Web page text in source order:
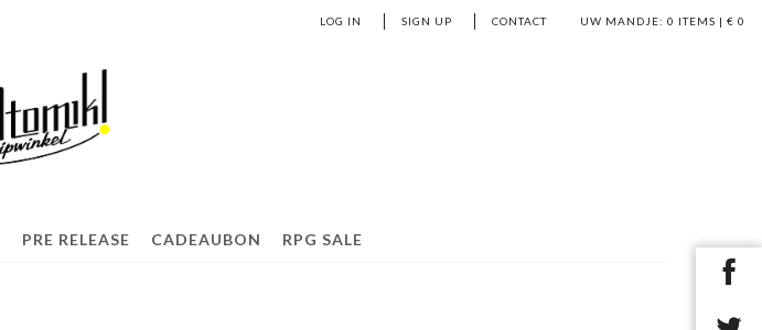
UW MANDJE: 0 ITEMS | € 0
LOG IN SIGN UP CONTACT
PRE RELEASE CADEAUBON RPG SALE